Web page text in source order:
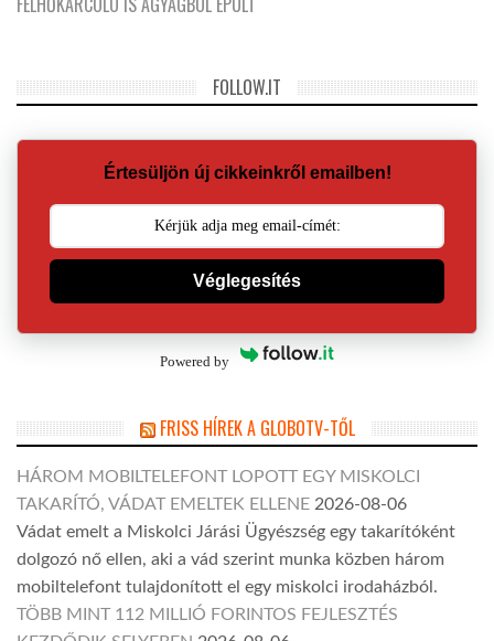
FOLLOW.IT
Értesüljön új cikkeinkről emailben!
Véglegesítés
Powered by
FRISS HÍREK A GLOBOTV-TŐL
HÁROM MOBILTELEFONT LOPOTT EGY MISKOLCI
TAKARÍTÓ, VÁDAT EMELTEK ELLENE 2026-08-06
Vádat emelt a Miskolci Járási Ügyészség egy takarítóként
dolgozó nő ellen, aki a vád szerint munka közben három
mobiltelefont tulajdonított el egy miskolci irodaházból.
TÖBB MINT 112 MILLIÓ FORINTOS FEJLESZTÉS